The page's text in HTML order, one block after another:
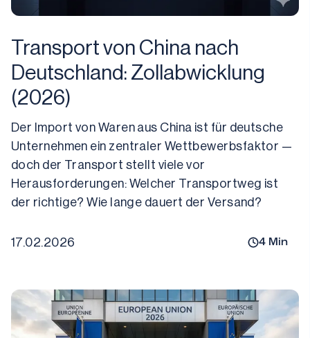
Transport von China nach
Deutschland: Zollabwicklung
(2026)
Der Import von Waren aus China ist für deutsche
Unternehmen ein zentraler Wettbewerbsfaktor —
doch der Transport stellt viele vor
Herausforderungen: Welcher Transportweg ist
der richtige? Wie lange dauert der Versand?
17.02.2026 4 Min